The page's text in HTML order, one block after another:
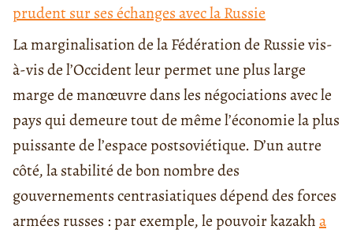
prudent sur ses échanges avec la Russie
La marginalisation de la Fédération de Russie vis-
à-vis de l’Occident leur permet une plus large
marge de manœuvre dans les négociations avec le
pays qui demeure tout de même l’économie la plus
puissante de l’espace postsoviétique. D’un autre
côté, la stabilité de bon nombre des
gouvernements centrasiatiques dépend des forces
armées russes : par exemple, le pouvoir kazakha